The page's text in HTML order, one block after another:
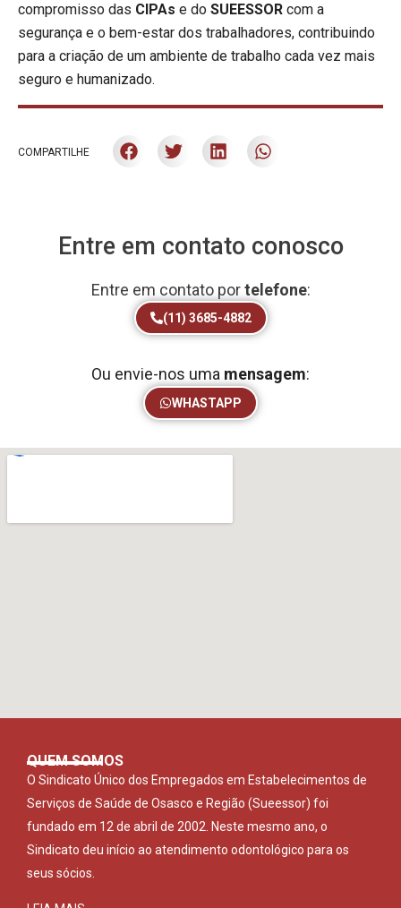
compromisso das CIPAs e do SUEESSOR com a
segurança e o bem-estar dos trabalhadores, contribuindo
para a criação de um ambiente de trabalho cada vez mais
seguro e humanizado.
COMPARTILHE
Entre em contato conosco
Entre em contato portelefone:
(11) 3685-4882
Ou envie-nos uma mensagem:
WHASTAPP
QUEM SOMOS
O Sindicato Único dos Empregados em Estabelecimentos de
Serviços de Saúde de Osasco e Região (Sueessor) foi
fundado em 12 de abril de 2002. Neste mesmo ano, o
Sindicato deu início ao atendimento odontológico para os
seus sócios.